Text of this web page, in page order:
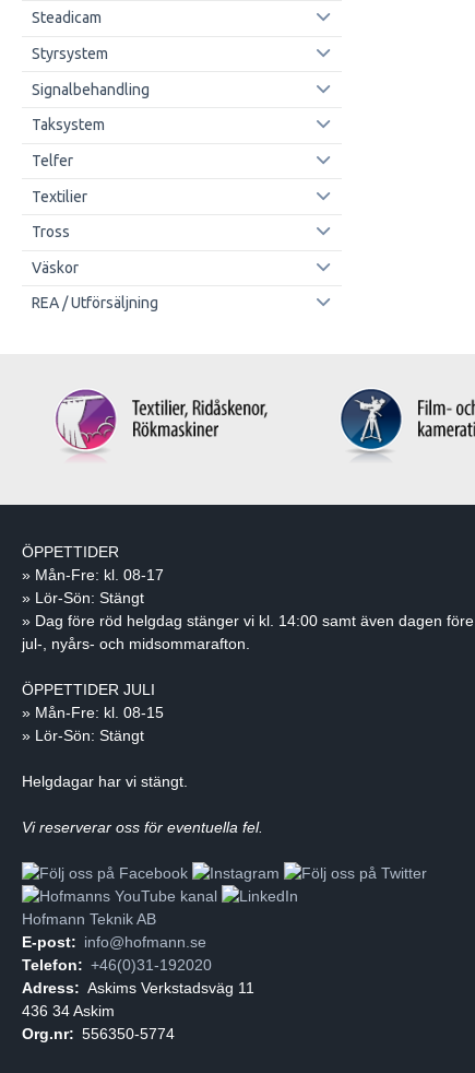
Steadicam
Styrsystem
Signalbehandling
Taksystem
Telfer
Textilier
Tross
Väskor
REA / Utförsäljning
ÖPPETTIDER
» Mån-Fre: kl. 08-17
» Lör-Sön: Stängt
» Dag före röd helgdag stänger vi kl. 14:00 samt även dagen före
jul-, nyårs- och midsommarafton.
ÖPPETTIDER JULI
» Mån-Fre: kl. 08-15
» Lör-Sön: Stängt
Helgdagar har vi stängt.
Vi reserverar oss för eventuella fel.
Hofmann Teknik AB
E-post: info@hofmann.se
Telefon: +46(0)31-192020
Adress: Askims Verkstadsväg 11
436 34 Askim
Org.nr: 556350-5774